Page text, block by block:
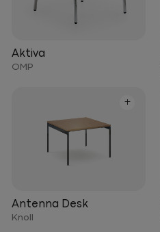
Aktiva
OMP
+
Antenna Desk
Knoll